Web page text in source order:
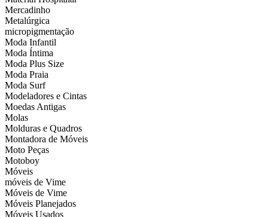
Mercadinho
Metalúrgica
micropigmentação
Moda Infantil
Moda Íntima
Moda Plus Size
Moda Praia
Moda Surf
Modeladores e Cintas
Moedas Antigas
Molas
Molduras e Quadros
Montadora de Móveis
Moto Peças
Motoboy
Móveis
móveis de Vime
Móveis de Vime
Móveis Planejados
Móveis Usados